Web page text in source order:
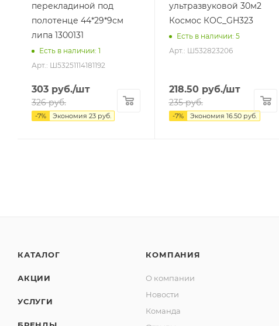
перекладиной под
полотенце 44*29*9см
липа 1300131
Есть в наличии: 1
Арт.: Ш53251114181192
303 руб./шт
326руб.
-7% Экономия 23 руб.
ультразвуковой 30м2
Космос КОС_GH323
Есть в наличии: 5
Арт.: Ш532823206
218.50руб./шт
235руб.
-7% Экономия 16.50руб.
КАТАЛОГ
АКЦИИ
УСЛУГИ
КОМПАНИЯ
О компании
Новости
Команда